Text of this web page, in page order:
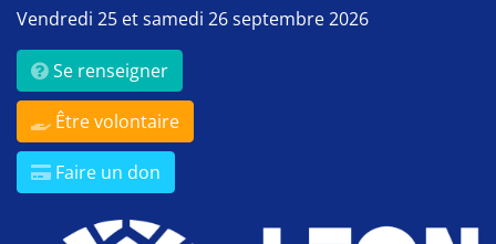
Vendredi 25 et samedi 26 septembre 2026
Se renseigner
Être volontaire
Faire un don